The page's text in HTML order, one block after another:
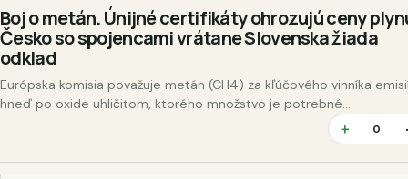
Boj o metán. Únijné certifikáty ohrozujú ceny
Česko so spojencami vrátane Slovenska žiada
odklad
Európska komisia považuje metán (CH4) za kľúčového vinníka
hneď po oxide uhličitom, ktorého množstvo je potrebné
obmedzovať, aby Únia dosiahla zníženie emisií o 55 percent do
＋ 0